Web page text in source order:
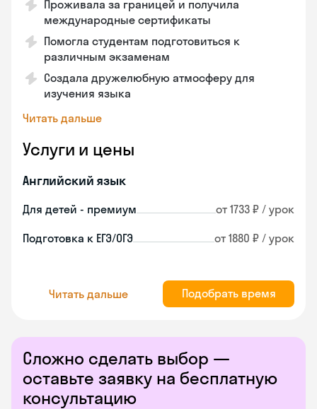
Проживала за границей и получила
международные сертификаты
Помогла студентам подготовиться к
различным экзаменам
Создала дружелюбную атмосферу для
изучения языка
Читать дальше
Услуги и цены
Английский язык
Для детей - премиум от 1733 ₽ / урок
Подготовка к ЕГЭ/ОГЭ от 1880 ₽ / урок
Читать дальше Подобрать время
Сложно сделать выбор —
оставьте заявку на бесплатную
консультацию